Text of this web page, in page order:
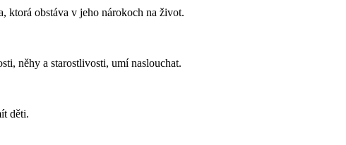
ktorá obstáva v jeho nárokoch na život.
něhy a starostlivosti, umí naslouchat.
děti.